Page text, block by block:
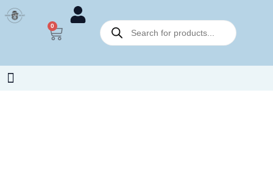
Aller
au
0
Panier
Recherche
de
produits
Electric
Charcoal
Small